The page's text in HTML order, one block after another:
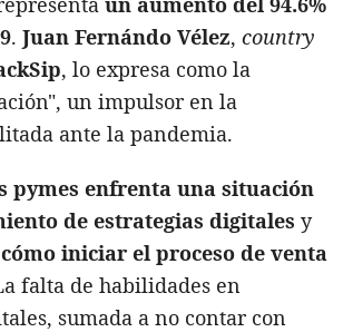
. Juan Fernándo Vélez, country
, lo expresa como la
un impulsor en la
ante la pandemia.
pymes enfrenta una situación
de estrategias digitales y
iniciar el proceso de venta
falta de habilidades en
sumada a no contar con